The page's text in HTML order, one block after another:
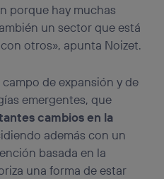
porque hay muchas
un sector que está
otros», apunta Noizet.
de expansión y de
emergentes, que
cambios en la
además con un
basada en la
una forma de estar